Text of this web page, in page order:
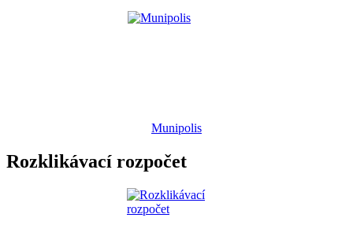
Munipolis
Rozklikávací rozpočet